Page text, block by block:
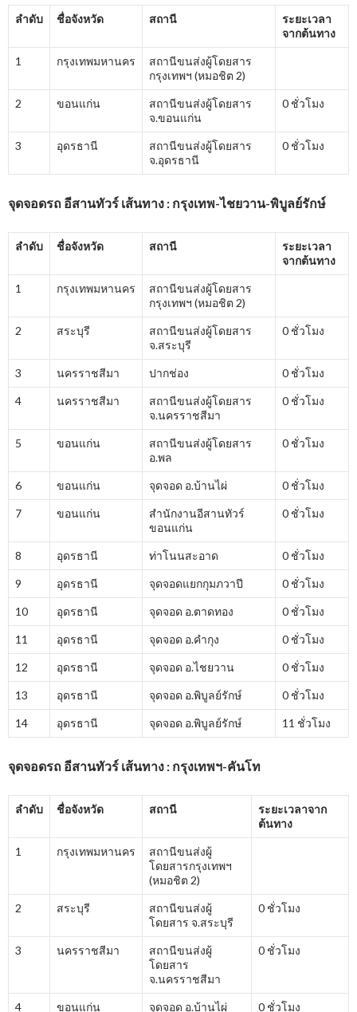
ลำดับ ชื่อจังหวัด สถานี
ระยะเวลา
จากต้นทาง
1 กรุงเทพมหานคร
สถานีขนส่งผู้โดยสาร
กรุงเทพฯ (หมอชิต 2)
2 ขอนแก่น
สถานีขนส่งผู้โดยสาร
จ.ขอนแก่น
0 ชั่วโมง
3 อุดรธานี
สถานีขนส่งผู้โดยสาร
จ.อุดรธานี
0 ชั่วโมง
จุดจอดรถ อีสานทัวร์ เส้นทาง : กรุงเทพ-ไชยวาน-พิบูลย์รักษ์
ลำดับ ชื่อจังหวัด สถานี
ระยะเวลา
จากต้นทาง
1 กรุงเทพมหานคร
สถานีขนส่งผู้โดยสาร
กรุงเทพฯ (หมอชิต 2)
2 สระบุรี
สถานีขนส่งผู้โดยสาร
จ.สระบุรี
0 ชั่วโมง
3 นครราชสีมา ปากช่อง 0 ชั่วโมง
4 นครราชสีมา
สถานีขนส่งผู้โดยสาร
จ.นครราชสีมา
0 ชั่วโมง
5 ขอนแก่น
สถานีขนส่งผู้โดยสาร
อ.พล
0 ชั่วโมง
6 ขอนแก่น จุดจอด อ.บ้านไผ่ 0 ชั่วโมง
7 ขอนแก่น
สำนักงานอีสานทัวร์
ขอนแก่น
0 ชั่วโมง
8 อุดรธานี ท่าโนนสะอาด 0 ชั่วโมง
9 อุดรธานี จุดจอดแยกกุมภวาปี 0 ชั่วโมง
10 อุดรธานี จุดจอด อ.ตาดทอง 0 ชั่วโมง
11 อุดรธานี จุดจอด อ.คำกุง 0 ชั่วโมง
12 อุดรธานี จุดจอด อ.ไชยวาน 0 ชั่วโมง
13 อุดรธานี จุดจอด อ.พิบูลย์รักษ์ 0 ชั่วโมง
14 อุดรธานี จุดจอด อ.พิบูลย์รักษ์ 11 ชั่วโมง
จุดจอดรถ อีสานทัวร์ เส้นทาง : กรุงเทพฯ-คันโท
ลำดับ ชื่อจังหวัด สถานี
ระยะเวลาจาก
ต้นทาง
1 กรุงเทพมหานคร
สถานีขนส่งผู้
โดยสารกรุงเทพฯ
(หมอชิต 2)
2 สระบุรี
สถานีขนส่งผู้
โดยสาร จ.สระบุรี
0 ชั่วโมง
3 นครราชสีมา
สถานีขนส่งผู้
โดยสาร
จ.นครราชสีมา
0 ชั่วโมง
4 ขอนแก่น จุดจอด อ.บ้านไผ่ 0 ชั่วโมง